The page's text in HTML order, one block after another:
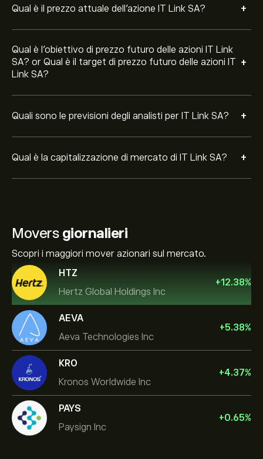
Qual è il prezzo attuale dell'azione IT Link SA? +
Qual è l'obiettivo di prezzo futuro delle azioni IT Link
SA? or Qual è il target di prezzo futuro delle azioni IT
Link SA?
+
Quali sono le previsioni degli analisti per IT Link SA? +
Qual è la capitalizzazione di mercato di IT Link SA? +
Movers giornalieri
Scopri i maggiori mover azionari sul mercato.
HTZ
Hertz Global Holdings Inc
+12.38%
AEVA
Aeva Technologies Inc
+5.38%
KRO
Kronos Worldwide Inc
+4.37%
PAYS
Paysign Inc
+0.65%